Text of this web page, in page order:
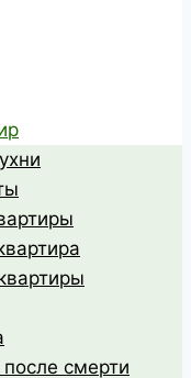
смерти